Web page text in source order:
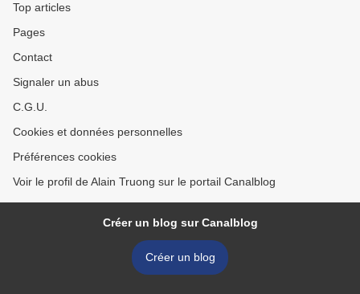
Top articles
Pages
Contact
Signaler un abus
C.G.U.
Cookies et données personnelles
Préférences cookies
Voir le profil de Alain Truong sur le portail Canalblog
Créer un blog sur Canalblog
Créer un blog